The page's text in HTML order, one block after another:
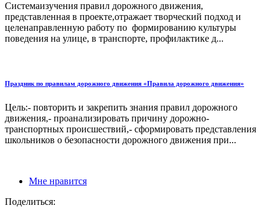
Системаизучения правил дорожного движения,
представленная в проекте,отражает творческий подход и
целенаправленную работу по формированию культуры
поведения на улице, в транспорте, профилактике д...
Праздник по правилам дорожного движения «Правила дорожного движения»
Цель:- повторить и закрепить знания правил дорожного
движения,- проанализировать причину дорожно-
транспортных происшествий,- сформировать представления
школьников о безопасности дорожного движения при...
Мне нравится
Поделиться: